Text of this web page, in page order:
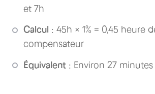
et 7h
Calcul : 45h × 1% = 0,45 heure
compensateur
Équivalent : Environ 27